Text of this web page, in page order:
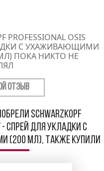
OSIS
С УХАЖИВАЮЩИМИ
ПОКА НИКТО НЕ
ОТЗЫВ
Schwarzkopf
Спрей для укладки с
(200 мл), также купили